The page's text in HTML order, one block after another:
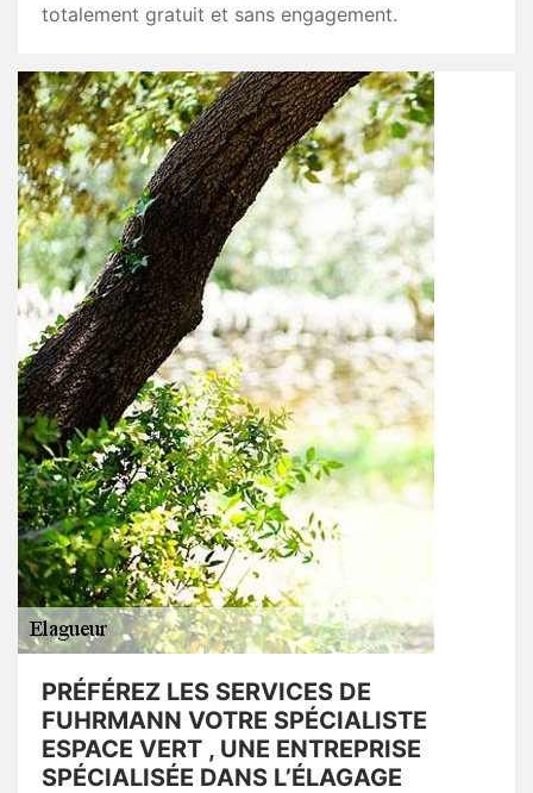
totalement gratuit et sans engagement.
PRÉFÉREZ LES SERVICES DE
FUHRMANN VOTRE SPÉCIALISTE
ESPACE VERT , UNE ENTREPRISE
SPÉCIALISÉE DANS L’ÉLAGAGE